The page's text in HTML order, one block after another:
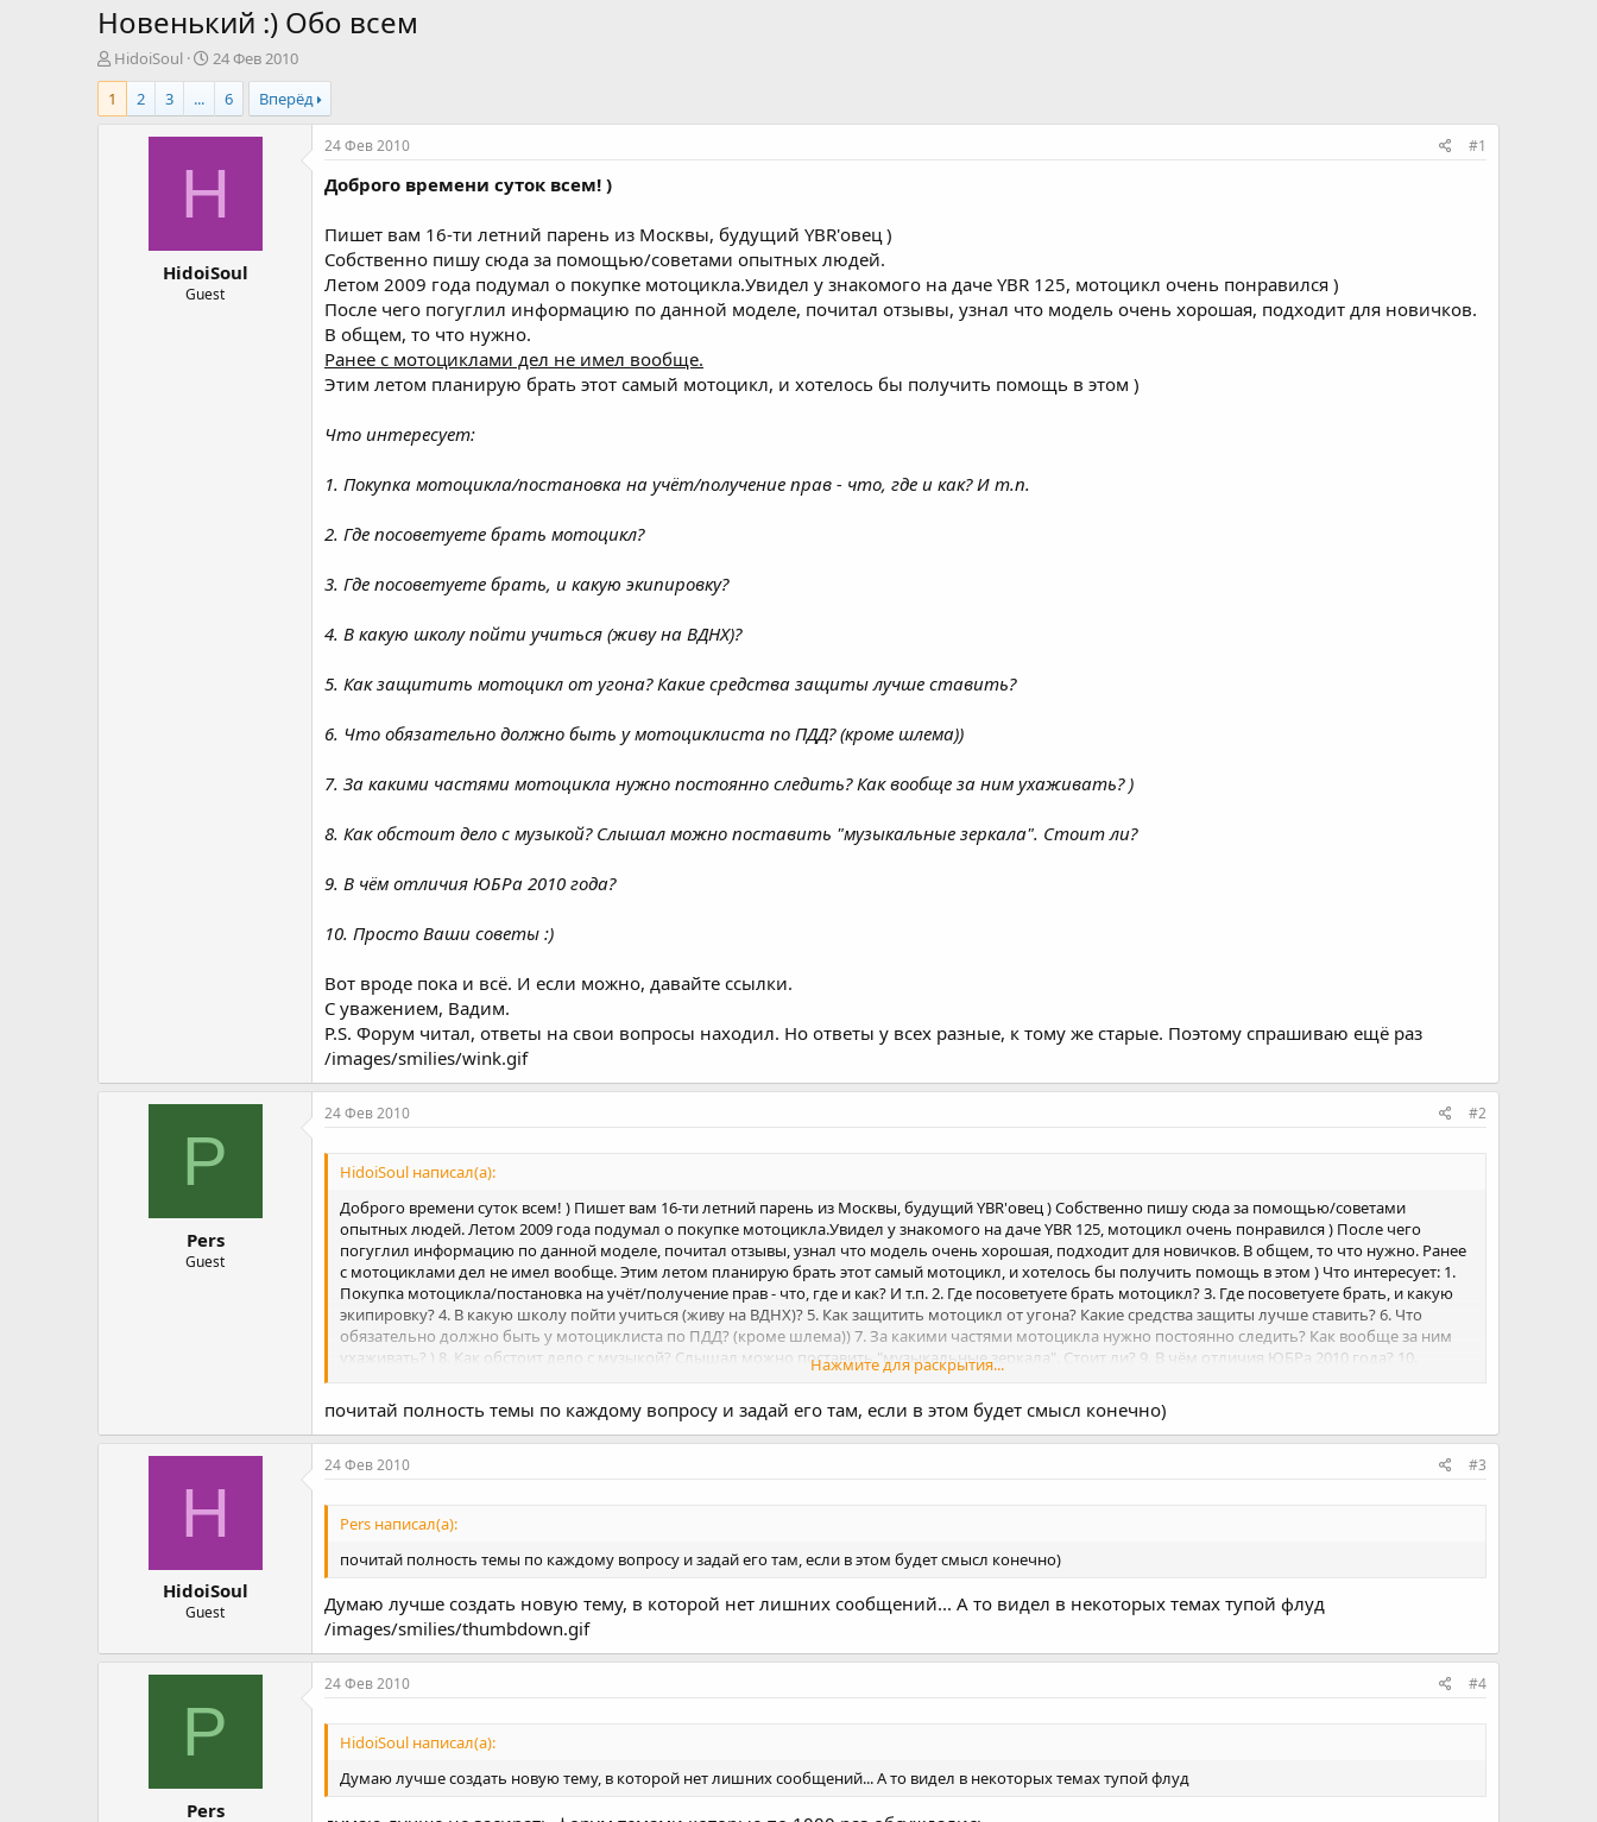
Новенький :) Обо всем
А
в
т
о
HidoiSoul
Д
а
а
н
ч
а
24 Фев 2010
1
2 3 ... 6 Вперёд
H
HidoiSoul
Guest
24 Фев 2010 #1
Доброго времени суток всем! )
Пишет вам 16-ти летний парень из Москвы, будущий YBR'овец )
Собственно пишу сюда за помощью/советами опытных людей.
Летом 2009 года подумал о покупке мотоцикла.Увидел у знакомого на даче YBR 125, мотоцикл очень понравился )
После чего погуглил информацию по данной моделе, почитал отзывы, узнал что модель очень хорошая, подходит для новичков.
В общем, то что нужно.
Ранее с мотоциклами дел не имел вообще.
Этим летом планирую брать этот самый мотоцикл, и хотелось бы получить помощь в этом )
Что интересует:
1. Покупка мотоцикла/постановка на учёт/получение прав - что, где и как? И т.п.
2. Где посоветуете брать мотоцикл?
3. Где посоветуете брать, и какую экипировку?
4. В какую школу пойти учиться (живу на ВДНХ)?
5. Как защитить мотоцикл от угона? Какие средства защиты лучше ставить?
6. Что обязательно должно быть у мотоциклиста по ПДД? (кроме шлема))
7. За какими частями мотоцикла нужно постоянно следить? Как вообще за ним ухаживать? )
8. Как обстоит дело с музыкой? Слышал можно поставить "музыкальные зеркала". Стоит ли?
9. В чём отличия ЮБРа 2010 года?
10. Просто Ваши советы :)
Вот вроде пока и всё. И если можно, давайте ссылки.
С уважением, Вадим.
P.S. Форум читал, ответы на свои вопросы находил. Но ответы у всех разные, к тому же старые. Поэтому спрашиваю ещё раз
/images/smilies/wink.gif
P
Pers
Guest
24 Фев 2010 #2
HidoiSoul написал(а):
Доброго времени суток всем! ) Пишет вам 16-ти летний парень из Москвы, будущий YBR'овец ) Собственно пишу сюда за помощью/советами
опытных людей. Летом 2009 года подумал о покупке мотоцикла.Увидел у знакомого на даче YBR 125, мотоцикл очень понравился ) После чего
погуглил информацию по данной моделе, почитал отзывы, узнал что модель очень хорошая, подходит для новичков. В общем, то что нужно. Ранее
с мотоциклами дел не имел вообще. Этим летом планирую брать этот самый мотоцикл, и хотелось бы получить помощь в этом ) Что интересует: 1.
Покупка мотоцикла/постановка на учёт/получение прав - что, где и как? И т.п. 2. Где посоветуете брать мотоцикл? 3. Где посоветуете брать, и какую
экипировку? 4. В какую школу пойти учиться (живу на ВДНХ)? 5. Как защитить мотоцикл от угона? Какие средства защиты лучше ставить? 6. Что
обязательно должно быть у мотоциклиста по ПДД? (кроме шлема)) 7. За какими частями мотоцикла нужно постоянно следить? Как вообще за ним
ухаживать? ) 8. Как обстоит дело с музыкой? Слышал можно поставить "музыкальные зеркала". Стоит ли? 9. В чём отличия ЮБРа 2010 года? 10.
Просто Ваши советы Вот вроде пока и всё. И если можно, давайте ссылки. С уважением, Вадим. P.S. Форум читал, ответы на свои вопросы находил. Но
ответы у всех разные, к тому же старые. Поэтому спрашиваю ещё раз
Нажмите для раскрытия...
почитай полность темы по каждому вопросу и задай его там, если в этом будет смысл конечно)
H
HidoiSoul
Guest
24 Фев 2010 #3
Pers написал(а):
почитай полность темы по каждому вопросу и задай его там, если в этом будет смысл конечно)
Думаю лучше создать новую тему, в которой нет лишних сообщений... А то видел в некоторых темах тупой флуд
/images/smilies/thumbdown.gif
P
Pers
24 Фев 2010 #4
HidoiSoul написал(а):
Думаю лучше создать новую тему, в которой нет лишних сообщений... А то видел в некоторых темах тупой флуд